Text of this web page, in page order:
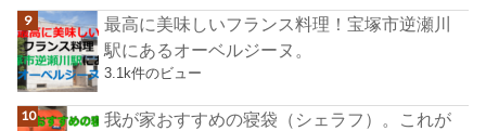
最高に美味しいフランス料理！宝塚市逆瀬川
駅にあるオーベルジーヌ。
3.1k件のビュー
我が家おすすめの寝袋（シェラフ）。これが